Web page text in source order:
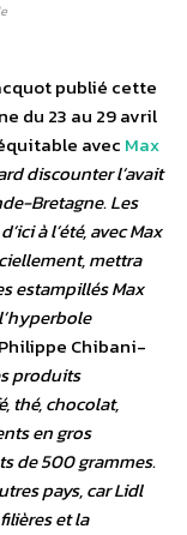
publié cette
du 23 au 29 avril
avec Max
discounter l’avait
Bretagne. Les
à l’été, avec Max
mettra
estampillés Max
Chibani-
produits
thé, chocolat,
en gros
de 500 grammes.
pays, car Lidl
et la